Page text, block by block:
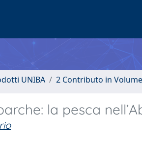
UNIBA 2 Contributo in Volume
la pesca